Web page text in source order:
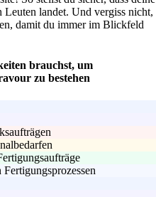
landet. Und vergiss nicht,
damit du immer im Blickfeld
brauchst, um
zu bestehen